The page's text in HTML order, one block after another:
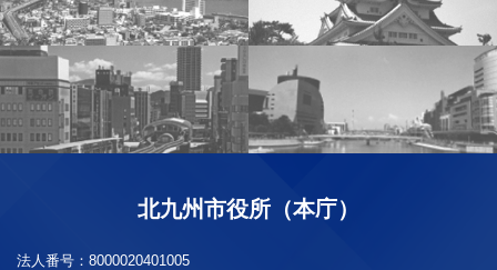
北九州市役所（本庁）
法人番号： 8000020401005